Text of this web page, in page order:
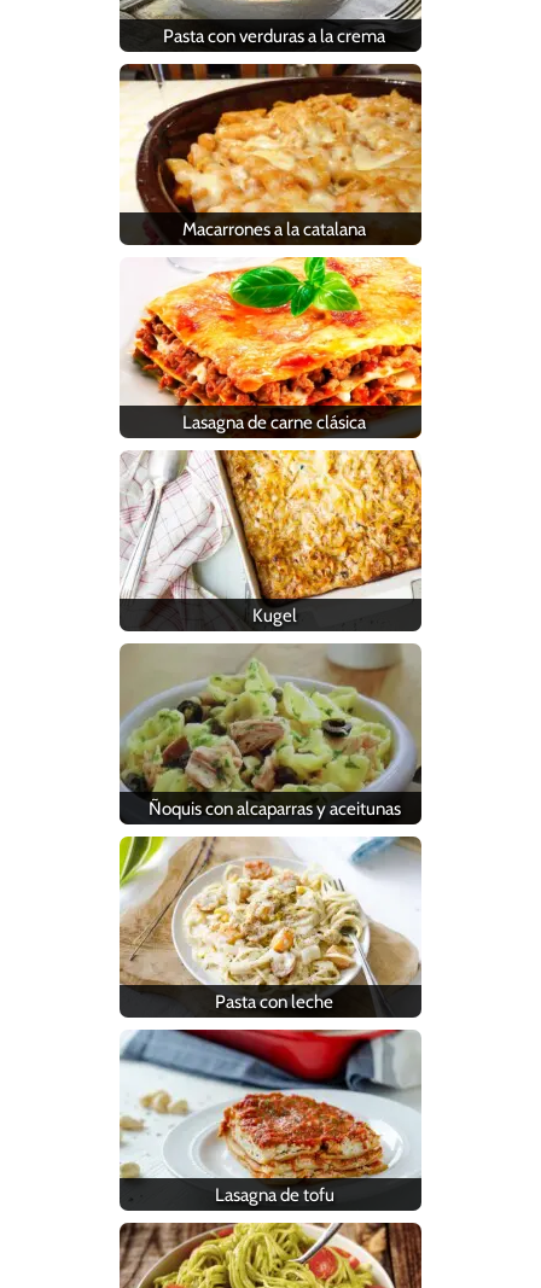
Pasta con verduras a la crema
Macarrones a la catalana
Lasagna de carne clásica
Kugel
Ñoquis con alcaparras y aceitunas
Pasta con leche
Lasagna de tofu